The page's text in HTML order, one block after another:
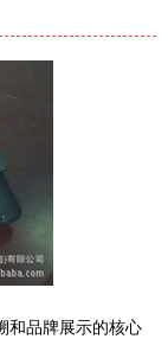
和品牌展示的核心